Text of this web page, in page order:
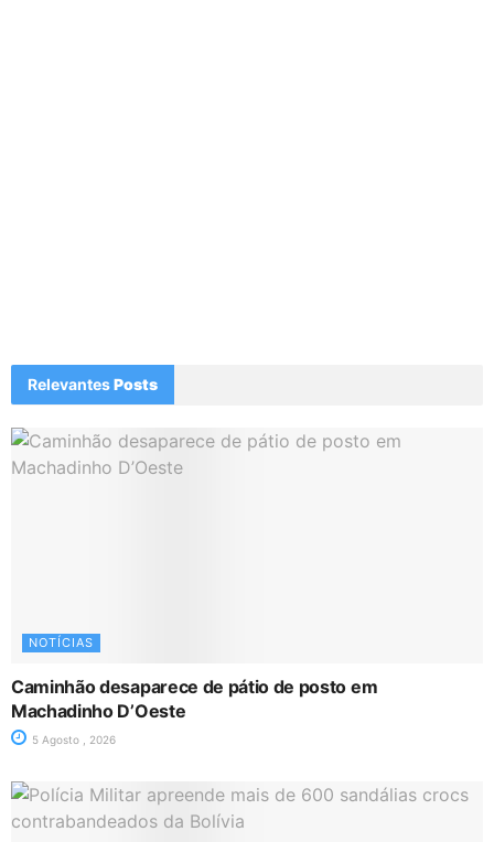
RelevantesPosts
NOTÍCIAS
Caminhão desaparece de pátio de posto em
Machadinho D’Oeste
5 Agosto , 2026